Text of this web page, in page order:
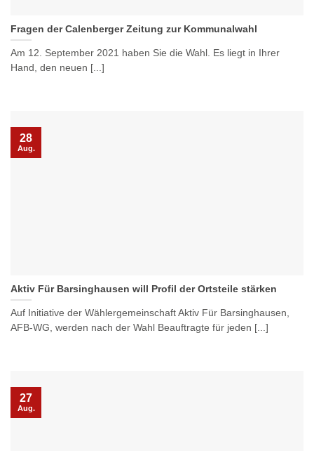
Fragen der Calenberger Zeitung zur Kommunalwahl
Am 12. September 2021 haben Sie die Wahl. Es liegt in Ihrer
Hand, den neuen [...]
Aktiv Für Barsinghausen will Profil der Ortsteile stärken
Auf Initiative der Wählergemeinschaft Aktiv Für Barsinghausen,
AFB-WG, werden nach der Wahl Beauftragte für jeden [...]
28
Aug.
27
Aug.